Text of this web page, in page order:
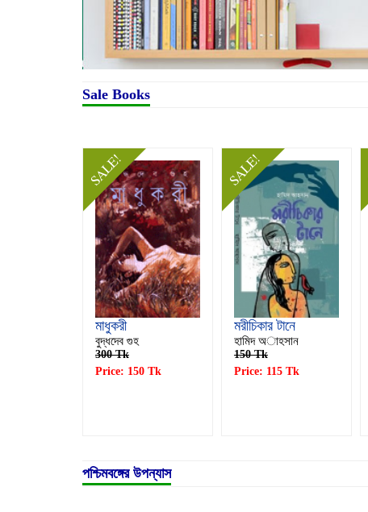
Sale Books
SALE!
মাধুকরী
বুদ্ধদেব গুহ
300 Tk
Price: 150 Tk
SALE!
মরীচিকার টানে
হামিদ অাহসান
150 Tk
Price: 115 Tk
পশ্চিমবঙ্গের উপন্যাস